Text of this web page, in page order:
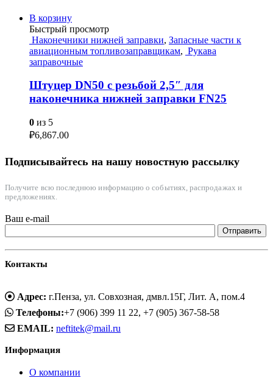
В корзину
Быстрый просмотр
Наконечники нижней заправки, Запасные части к
авиационным топливозаправщикам, Рукава
заправочные
Штуцер DN50 с резьбой 2,5″ для
наконечника нижней заправки FN25
0 из 5
₽6,867.00
Подписывайтесь на нашу новостную рассылку
Получите всю последнюю информацию о событиях, распродажах и
предложениях.
Ваш e-mail
Контакты
Адрес: г.Пенза, ул. Совхозная, дмвл.15Г, Лит. А, пом.4
Телефоны:+7 (906) 399 11 22, +7 (905) 367-58-58
EMAIL: neftitek@mail.ru
Информация
О компании